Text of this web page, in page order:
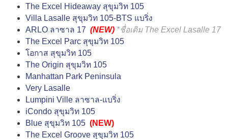
The Excel Hideaway สุขุมวิท 105
Villa Lasalle สุขุมวิท 105-BTS แบริ่ง
ARLO ลาซาล 17 (NEW) *ชื่อเดิม The Excel Lasalle 17
The Excel Parc สุขุมวิท 105
โอกาส สุขุมวิท 105
The Origin สุขุมวิท 105
Manhattan Park Peninsula
Very Lasalle
Lumpini Ville ลาซาล-แบริ่ง
iCondo สุขุมวิท 105
Blue สุขุมวิท 105 (NEW)
The Excel Groove สุขุมวิท 105